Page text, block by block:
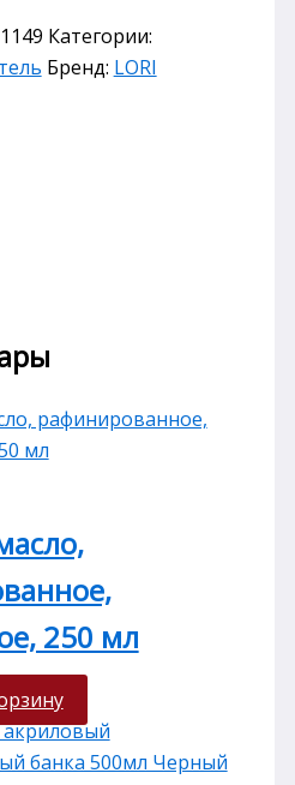
Категории:
Бренд: LORI
250 мл